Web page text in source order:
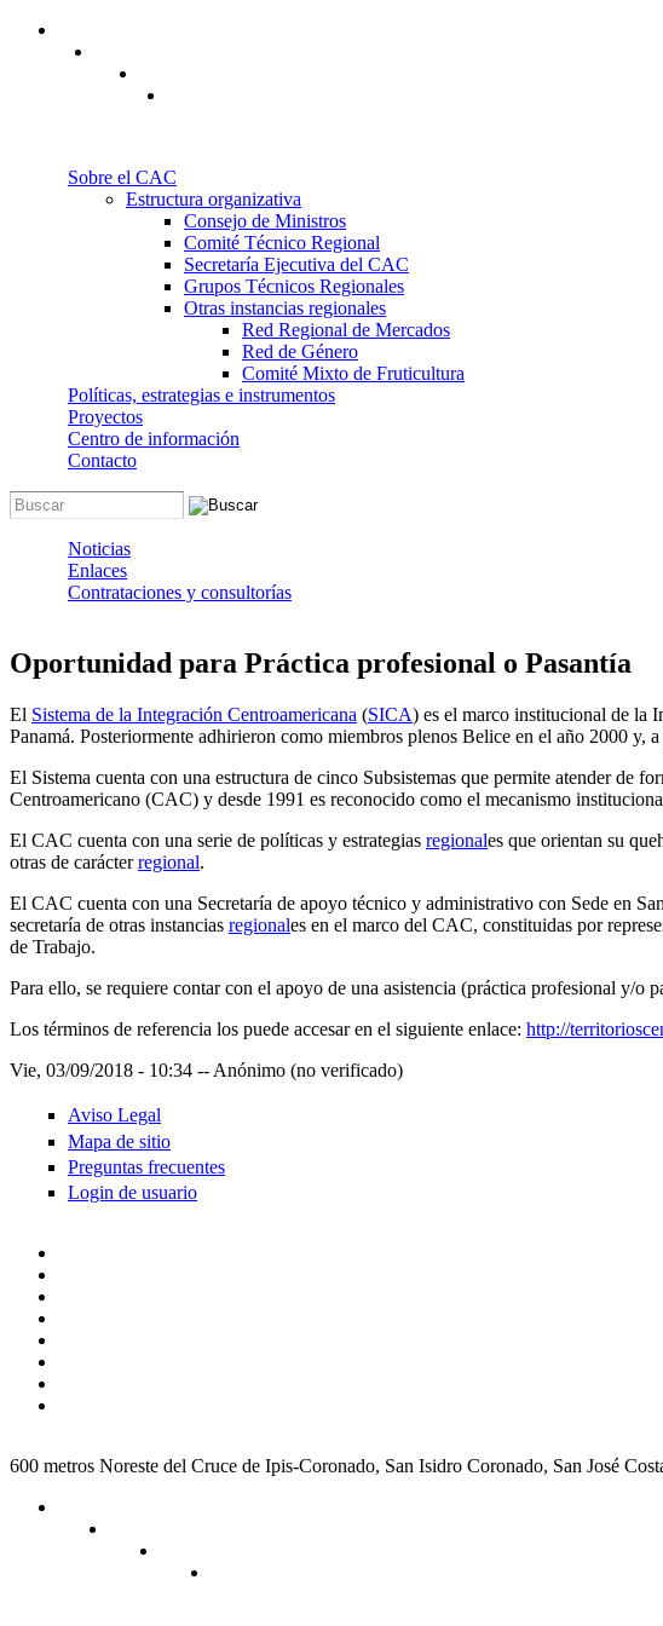
Pasar al contenido principal
Sobre el CAC
Estructura organizativa
Consejo de Ministros
Comité Técnico Regional
Secretaría Ejecutiva del CAC
Grupos Técnicos Regionales
Otras instancias regionales
Red Regional de Mercados
Red de Género
Comité Mixto de Fruticultura
Políticas, estrategias e instrumentos
Proyectos
Centro de información
Contacto
Buscar
Noticias
Enlaces
Contrataciones y consultorías
Oportunidad para Práctica profesional o Pasantía
El Sistema de la Integración Centroamericana (SICA) es el marco institucional de la
Panamá. Posteriormente adhirieron como miembros plenos Belice en el año 2000 y,
El Sistema cuenta con una estructura de cinco Subsistemas que permite atender de
Centroamericano (CAC) y desde 1991 es reconocido como el mecanismo
El CAC cuenta con una serie de políticas y estrategias regionales que orientan su
otras de carácterregional.
El CAC cuenta con una Secretaría de apoyo técnico y administrativo con Sede en
secretaría de otras instancias regionales en el marco del CAC, constituidas por
de Trabajo.
Para ello, se requiere contar con el apoyo de una asistencia (práctica profesional y/o
Los términos de referencia los puede accesar en el siguiente enlace: http://
Vie, 03/09/2018 - 10:34 -- Anónimo (no verificado)
Aviso Legal
Mapa de sitio
Preguntas frecuentes
Login de usuario
600 metros Noreste del Cruce de Ipis-Coronado, San Isidro Coronado, San José